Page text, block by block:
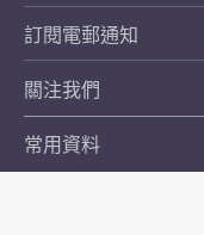
訂閱電郵通知
關注我們
常用資料